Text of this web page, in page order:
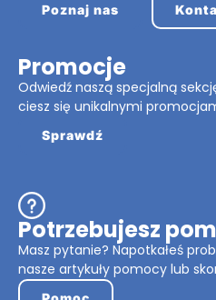
Poznaj nas
Promocje
Odwiedź naszą specjalną
ciesz się unikalnymi
Sprawdź
Potrzebujesz
Masz pytanie? Napotkałeś
nasze artykuły pomocy lub